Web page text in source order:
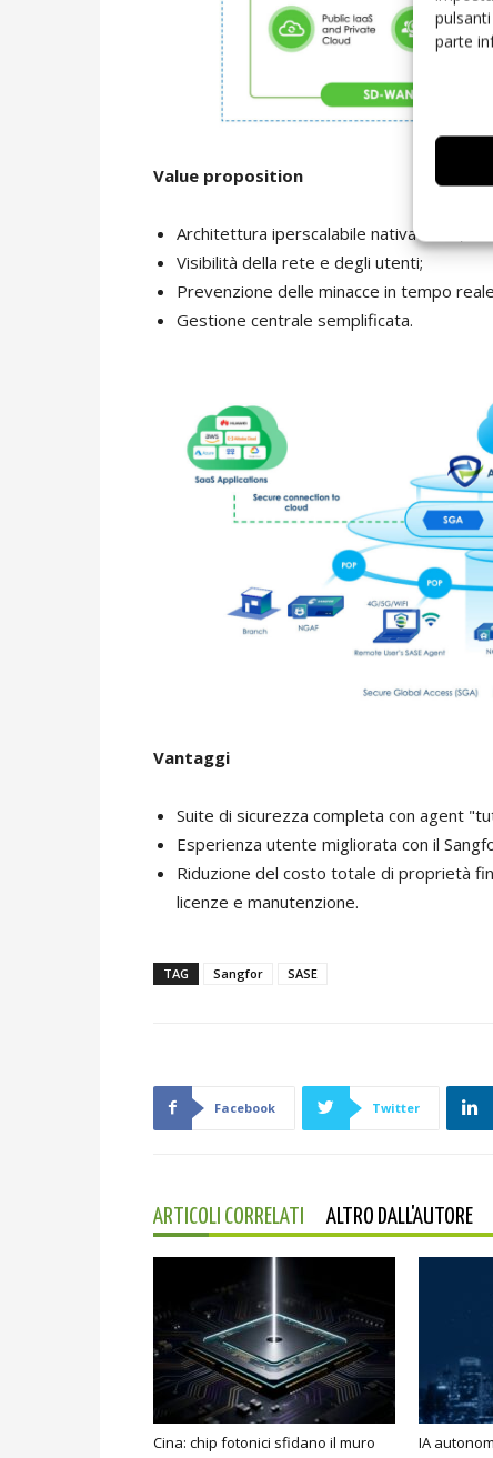
parte
Value proposition
Architettura iperscalabile nativa cloud;
Visibilità della rete e degli utenti;
Prevenzione delle minacce in tempo
Gestione centrale semplificata.
Vantaggi
Suite di sicurezza completa con agent
Esperienza utente migliorata con il
Riduzione del costo totale di proprietà
licenze e manutenzione.
TAG Sangfor SASE
Facebook Twitter
ARTICOLI CORRELATI ALTRO DALL'AUTORE
Cina: chip fotonici sfidano il muro
IA